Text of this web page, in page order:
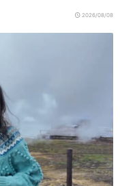
2026/08/08